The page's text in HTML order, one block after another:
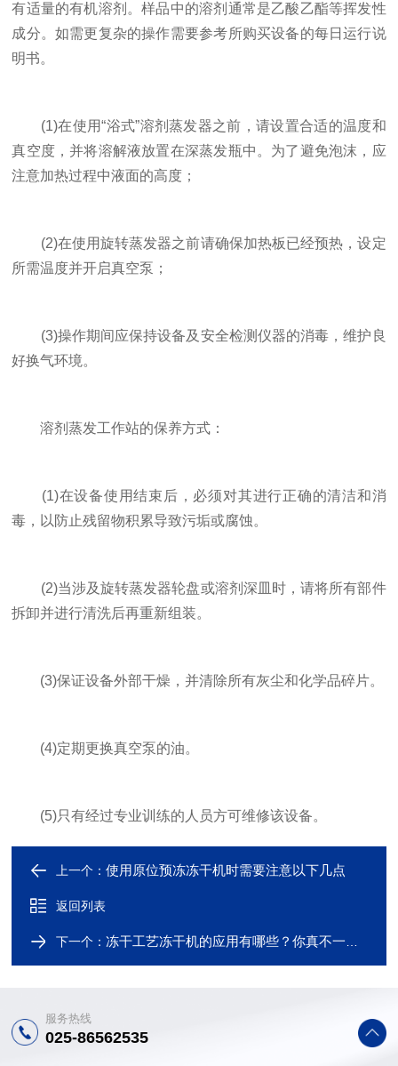
有适量的有机溶剂。样品中的溶剂通常是乙酸乙酯等挥发性
成分。如需更复杂的操作需要参考所购买设备的每日运行说
明书。
(1)在使用“浴式”溶剂蒸发器之前，请设置合适的温度和
真空度，并将溶解液放置在深蒸发瓶中。为了避免泡沫，应
注意加热过程中液面的高度；
(2)在使用旋转蒸发器之前请确保加热板已经预热，设定
所需温度并开启真空泵；
(3)操作期间应保持设备及安全检测仪器的消毒，维护良
好换气环境。
溶剂蒸发工作站的保养方式：
(1)在设备使用结束后，必须对其进行正确的清洁和消
毒，以防止残留物积累导致污垢或腐蚀。
(2)当涉及旋转蒸发器轮盘或溶剂深皿时，请将所有部件
拆卸并进行清洗后再重新组装。
(3)保证设备外部干燥，并清除所有灰尘和化学品碎片。
(4)定期更换真空泵的油。
(5)只有经过专业训练的人员方可维修该设备。
上一个：使用原位预冻冻干机时需要注意以下几点
返回列表
下一个：冻干工艺冻干机的应用有哪些？你真不一定都知道
服务热线
025-86562535